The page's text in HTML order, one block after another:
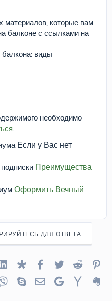
материалов, которые вам
балконе с ссылками на
виды
необходимо
Если у Вас нет
Преимущества
Оформить Вечный
ДЛЯ ОТВЕТА.
Linked InDiasporaFacebook
TwitterReddit
Viber SkypeЭлектронная почта
Google Yahoo